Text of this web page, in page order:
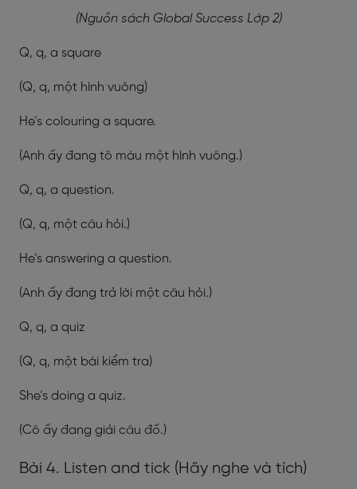
(Nguồn sách Global Success Lớp 2)
Q, q, a square
(Q, q, một hình vuông)
He’s colouring a square.
(Anh ấy đang tô màu một hình vuông.)
Q, q, a question.
(Q, q, một câu hỏi.)
He’s answering a question.
(Anh ấy đang trả lời một câu hỏi.)
Q, q, a quiz
(Q, q, một bài kiểm tra)
She’s doing a quiz.
(Cô ấy đang giải câu đố.)
Bài 4. Listen and tick (Hãy nghe và tích)